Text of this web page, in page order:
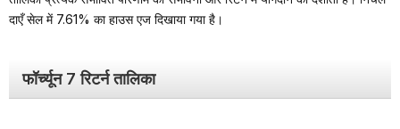
दाएँ सेल में 7.61% का हाउस एज दिखाया गया है।
फॉर्च्यून 7 रिटर्न तालिका